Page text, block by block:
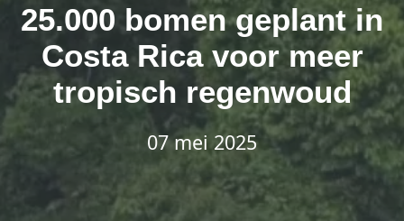
25.000 bomen geplant in
Costa Rica voor meer
tropisch regenwoud
07 mei 2025